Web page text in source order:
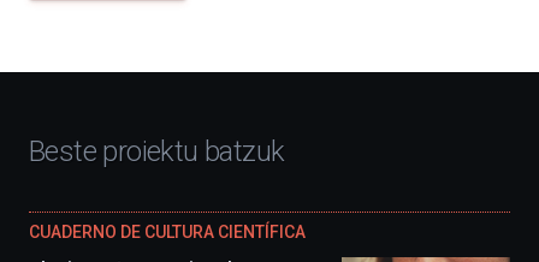
Beste proiektu batzuk
CUADERNO DE CULTURA CIENTÍFICA